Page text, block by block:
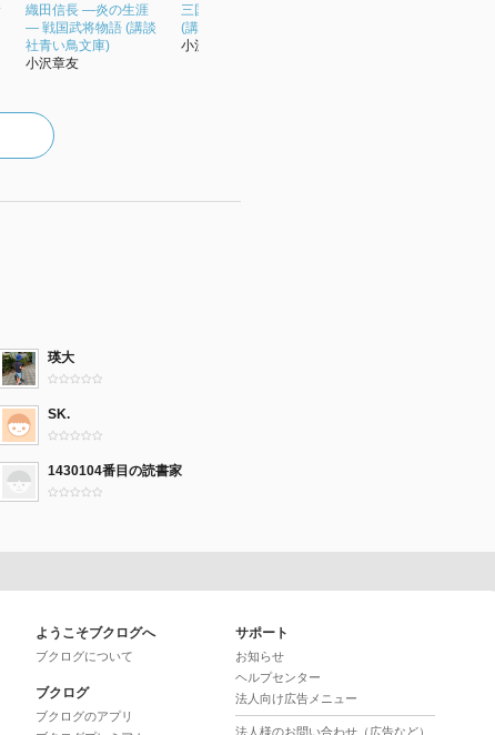
織田信長 ―炎の生涯
― 戦国武将物語 (講談
社青い鳥文庫)
小沢章友
三国志(1) ~飛龍の巻~
(講談社青い鳥文庫)
小沢章友
瑛大
SK.
1430104番目の読書家
ようこそブクログへ
ブクログについて
ブクログ
ブクログのアプリ
サポート
お知らせ
ヘルプセンター
法人向け広告メニュー
法人様のお問い合わせ（広告など）